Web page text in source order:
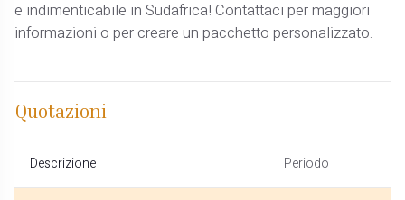
e indimenticabile in Sudafrica! Contattaci per maggiori
informazioni o per creare un pacchetto personalizzato.
Quotazioni
Descrizione Periodo